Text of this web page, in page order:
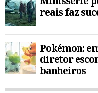
reais faz
Pokémon:
diretor
banheiros